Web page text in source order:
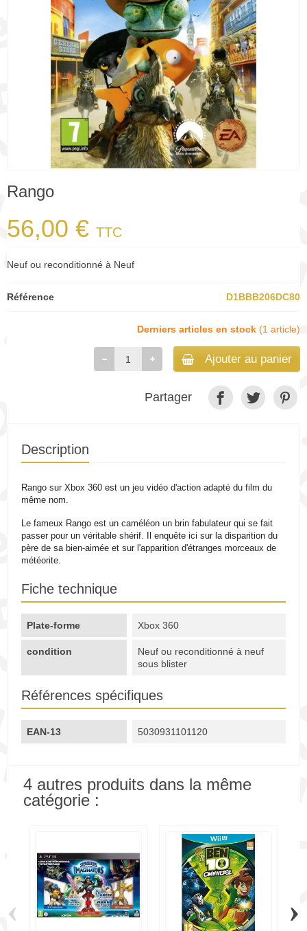
Rango
56,00 € TTC
Neuf ou reconditionné à Neuf
Référence D1BBB206DC80
Derniers articles en stock (1 article)
Ajouter au panier
Partager
Description
Rango sur Xbox 360 est un jeu vidéo d'action adapté du film du
même nom.
Le fameux Rango est un caméléon un brin fabulateur qui se fait
passer pour un véritable shérif. Il enquête ici sur la disparition du
père de sa bien-aimée et sur l'apparition d'étranges morceaux de
météorite.
Fiche technique
Plate-forme Xbox 360
condition
Neuf ou reconditionné à neuf
sous blister
Références spécifiques
EAN-13 5030931101120
4 autres produits dans la même
catégorie :
‹ ›